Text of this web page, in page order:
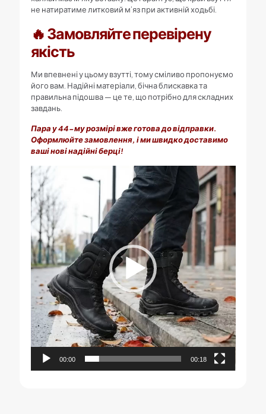
не натиратиме литковий м’яз при активній ходьбі.
🔥 Замовляйте перевірену
якість
Ми впевнені у цьому взутті, тому сміливо пропонуємо
його вам. Надійні матеріали, бічна блискавка та
правильна підошва — це те, що потрібно для складних
завдань.
Пара у 44-му розмірі вже готова до відправки.
Оформлюйте замовлення, і ми швидко доставимо
ваші нові надійні берці!
Відеопрогравач
00:00 00:18